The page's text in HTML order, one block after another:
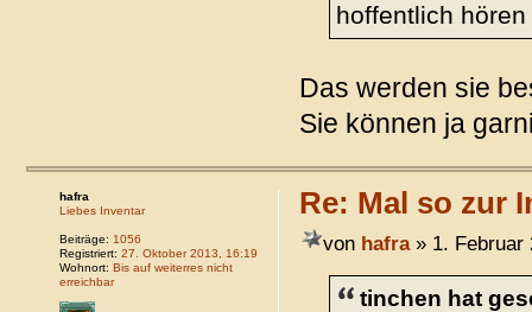
hoffentlich
Das werden sie
Sie können ja
Re: Mal so zur
von hafra» 1. Februar
tinchen hat
hafra
Liebes Inventar
Beiträge: 1056
Registriert: 27. Oktober 2013, 16:19
Wohnort: Bis auf weiterres nicht
erreichbar